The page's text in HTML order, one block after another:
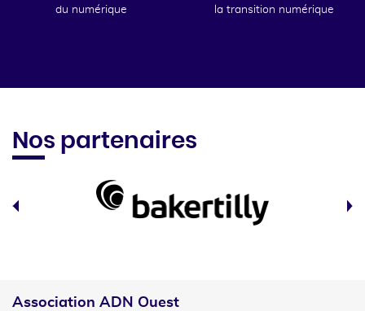
du numérique
la transition numérique
Nos partenaires
Association ADN Ouest